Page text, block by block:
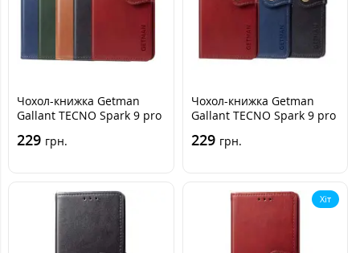
Чохол-книжка Getman
Gallant TECNO Spark 9 pro
229 грн.
Чохол-книжка Getman
Gallant TECNO Spark 9 pro
229 грн.
Хіт